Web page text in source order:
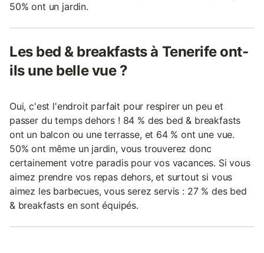
50% ont un jardin.
Les bed & breakfasts à Tenerife ont-
ils une belle vue ?
Oui, c'est l'endroit parfait pour respirer un peu et
passer du temps dehors ! 84 % des bed & breakfasts
ont un balcon ou une terrasse, et 64 % ont une vue.
50% ont même un jardin, vous trouverez donc
certainement votre paradis pour vos vacances. Si vous
aimez prendre vos repas dehors, et surtout si vous
aimez les barbecues, vous serez servis : 27 % des bed
& breakfasts en sont équipés.